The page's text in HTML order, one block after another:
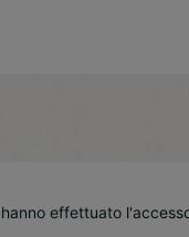
effettuato